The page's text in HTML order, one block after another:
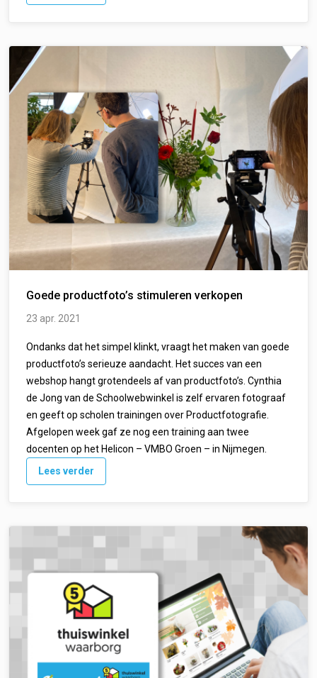
Goede productfoto’s stimuleren verkopen
23 apr. 2021
Ondanks dat het simpel klinkt, vraagt het maken van goede
productfoto’s serieuze aandacht. Het succes van een
webshop hangt grotendeels af van productfoto’s. Cynthia
de Jong van de Schoolwebwinkel is zelf ervaren fotograaf
en geeft op scholen trainingen over Productfotografie.
Afgelopen week gaf ze nog een training aan twee
docenten op het Helicon – VMBO Groen – in Nijmegen.
Lees verder